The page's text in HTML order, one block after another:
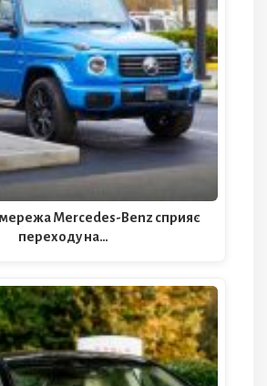
Mercedes-Benz сприяє
переходу на…